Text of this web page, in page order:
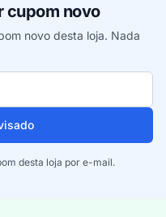
cupom novo
novo desta loja. Nada
desta loja por e-mail.